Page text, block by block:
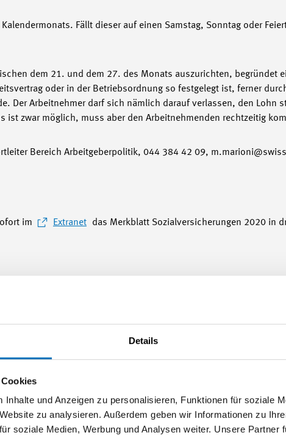
Details
Inhalte und Anzeigen zu personalisieren, Funktionen für soziale
zu analysieren. Außerdem geben wir Informationen zu
soziale Medien, Werbung und Analysen weiter. Unsere Partner
Fällt dieser auf einen Samstag, Sonntag oder
dem 21. und dem 27. des Monats auszurichten, begründet
oder in der Betriebsordnung so festgelegt ist, ferner
Der Arbeitnehmer darf sich nämlich darauf verlassen, den Lohn
ist zwar möglich, muss aber den Arbeitnehmenden rechtzeitig
Bereich Arbeitgeberpolitik, 044 384 42 09,
im Extranet
das Merkblatt Sozialversicherungen 2020 in
zu diesem Thema